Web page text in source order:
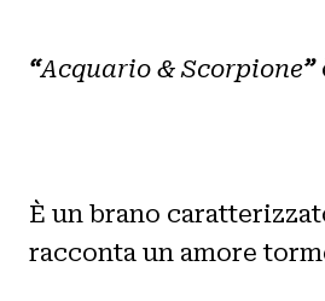
“Acquario & Scorpione”
È un brano
racconta un amore